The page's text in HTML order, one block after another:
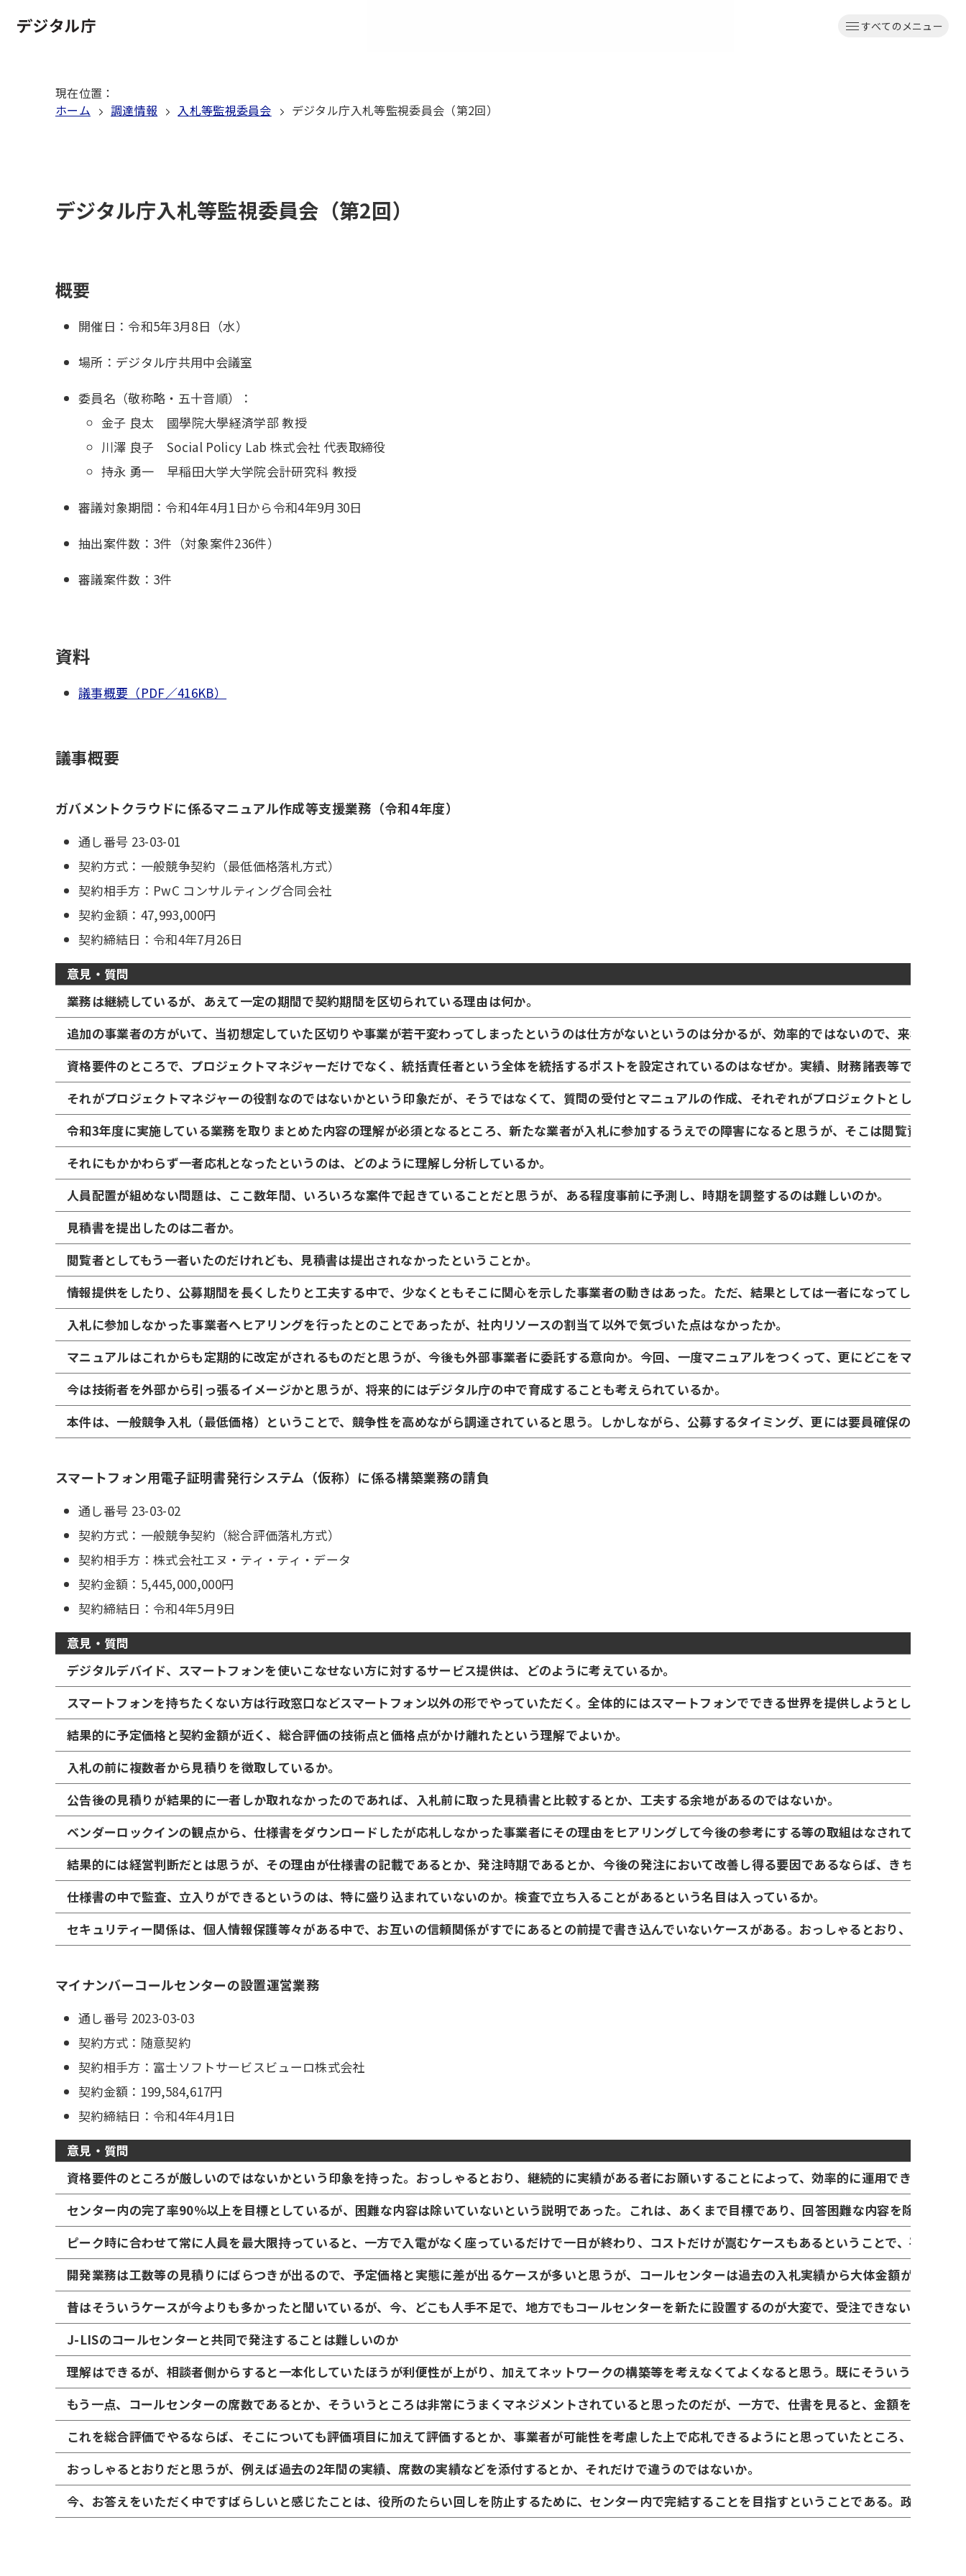
文
すべてのメニュー
現在位置 ：
ホーム
調達情報 入札等監視委員会 デジタル庁入札等監視委員会（第2回）
デジタル庁入札等監視委員会（第2回）
概要
開催日：令和5年3月8日（水）
場所：デジタル庁共用中会議室
委員名（敬称略・五十音順）：
金子 良太 國學院大學経済学部 教授
川澤 良子 Social Policy Lab 株式会社 代表取締役
持永 勇一 早稲田大学大学院会計研究科 教授
審議対象期間：令和4年4月1日から令和4年9月30日
抽出案件数：3件（対象案件236件）
審議案件数：3件
資料
議事概要（PDF／416KB）
議事概要
ガバメントクラウドに係るマニュアル作成等支援業務（令和4年度）
通し番号 23-03-01
契約方式：一般競争契約（最低価格落札方式）
契約相手方：PwC コンサルティング合同会社
契約金額：47,993,000円
契約締結日：令和4年7月26日
意見・質問
業務は継続しているが、あえて一定の期間で契約期間を区切られている理由は何か。
追加の事業者の方がいて、当初想定していた区切りや事業が若干変わってしまったというのは仕方がないというのは分かるが、効率的ではないので、来年度以
資格要件のところで、プロジェクトマネジャーだけでなく、統括責任者という全体を統括するポストを設定されているのはなぜか。実績、財務諸表等で組織
それがプロジェクトマネジャーの役割なのではないかという印象だが、そうではなくて、質問の受付とマニュアルの作成、それぞれがプロジェクトとしてマネ
令和3年度に実施している業務を取りまとめた内容の理解が必須となるところ、新たな業者が入札に参加するうえでの障害になると思うが、そこは閲覧資料
それにもかかわらず一者応札となったというのは、どのように理解し分析しているか。
人員配置が組めない問題は、ここ数年間、いろいろな案件で起きていることだと思うが、ある程度事前に予測し、時期を調整するのは難しいのか。
見積書を提出したのは二者か。
閲覧者としてもう一者いたのだけれども、見積書は提出されなかったということか。
情報提供をしたり、公募期間を長くしたりと工夫する中で、少なくともそこに関心を示した事業者の動きはあった。ただ、結果としては一者になってしまったと
入札に参加しなかった事業者へヒアリングを行ったとのことであったが、社内リソースの割当て以外で気づいた点はなかったか。
マニュアルはこれからも定期的に改定がされるものだと思うが、今後も外部事業者に委託する意向か。今回、一度マニュアルをつくって、更にどこをマニュ
今は技術者を外部から引っ張るイメージかと思うが、将来的にはデジタル庁の中で育成することも考えられているか。
本件は、一般競争入札（最低価格）ということで、競争性を高めながら調達されていると思う。しかしながら、公募するタイミング、更には要員確保の観点
スマートフォン用電子証明書発行システム（仮称）に係る構築業務の請負
通し番号 23-03-02
契約方式：一般競争契約（総合評価落札方式）
契約相手方：株式会社エヌ・ティ・ティ・データ
契約金額：5,445,000,000円
契約締結日：令和4年5月9日
意見・質問
デジタルデバイド、スマートフォンを使いこなせない方に対するサービス提供は、どのように考えているか。
スマートフォンを持ちたくない方は行政窓口などスマートフォン以外の形でやっていただく。全体的にはスマートフォンでできる世界を提供しようとしていると
結果的に予定価格と契約金額が近く、総合評価の技術点と価格点がかけ離れたという理解でよいか。
入札の前に複数者から見積りを徴取しているか。
公告後の見積りが結果的に一者しか取れなかったのであれば、入札前に取った見積書と比較するとか、工夫する余地があるのではないか。
ベンダーロックインの観点から、仕様書をダウンロードしたが応札しなかった事業者にその理由をヒアリングして今後の参考にする等の取組はなされているのか
結果的には経営判断だとは思うが、その理由が仕様書の記載であるとか、発注時期であるとか、今後の発注において改善し得る要因であるならば、きちんと
仕様書の中で監査、立入りができるというのは、特に盛り込まれていないのか。検査で立ち入ることがあるという名目は入っているか。
セキュリティー関係は、個人情報保護等々がある中で、お互いの信頼関係がすでにあるとの前提で書き込んでいないケースがある。おっしゃるとおり、お互
マイナンバーコールセンターの設置運営業務
通し番号 2023-03-03
契約方式：随意契約
契約相手方：富士ソフトサービスビューロ株式会社
契約金額：199,584,617円
契約締結日：令和4年4月1日
意見・質問
資格要件のところが厳しいのではないかという印象を持った。おっしゃるとおり、継続的に実績がある者にお願いすることによって、効率的に運用できると
センター内の完了率90％以上を目標としているが、困難な内容は除いていないという説明であった。これは、あくまで目標であり、回答困難な内容を除く作
ピーク時に合わせて常に人員を最大限持っていると、一方で入電がなく座っているだけで一日が終わり、コストだけが嵩むケースもあるということで、平準化
開発業務は工数等の見積りにばらつきが出るので、予定価格と実態に差が出るケースが多いと思うが、コールセンターは過去の入札実績から大体金額が読める
昔はそういうケースが今よりも多かったと聞いているが、今、どこも人手不足で、地方でもコールセンターを新たに設置するのが大変で、受注できないという
J-LISのコールセンターと共同で発注することは難しいのか
理解はできるが、相談者側からすると一本化していたほうが利便性が上がり、加えてネットワークの構築等を考えなくてよくなると思う。既にそういう話は
もう一点、コールセンターの席数であるとか、そういうところは非常にうまくマネジメントされていると思ったのだが、一方で、仕書を見ると、金額を上限
これを総合評価でやるならば、そこについても評価項目に加えて評価するとか、事業者が可能性を考慮した上で応札できるようにと思っていたところ、一文
おっしゃるとおりだと思うが、例えば過去の2年間の実績、席数の実績などを添付するとか、それだけで違うのではないか。
今、お答えをいただく中ですばらしいと感じたことは、役所のたらい回しを防止するために、センター内で完結することを目指すということである。政府の